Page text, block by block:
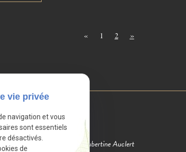
« 1 2 »
Adresse
4 rue Hubertine Auclert
vie privée
navigation et vous
sont essentiels
désactivés.
de